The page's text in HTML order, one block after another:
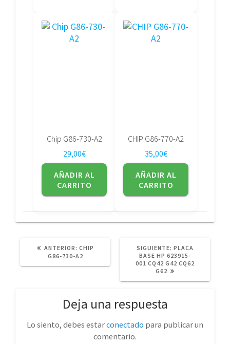
Chip G86-730-A2
29,00€
AÑADIR AL
CARRITO
CHIP G86-770-A2
35,00€
AÑADIR AL
CARRITO
ANTERIOR: POST
ANTERIOR:
CHIP
G86-730-A2
SIGUIENTE: SIGUIENTE
POST:
PLACA
BASE HP 623915-
001 CQ42 G42 CQ62
G62
Deja una respuesta
Lo siento, debes estarconectado para publicar un
comentario.